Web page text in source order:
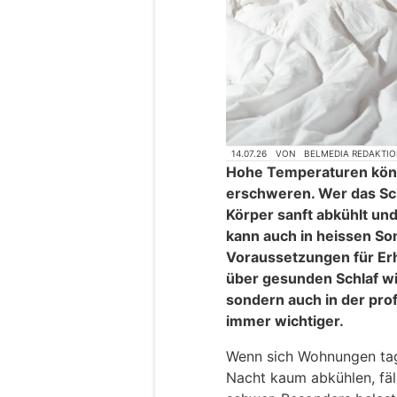
14.07.26 VON BELMEDIA
Hohe Temperaturen
erschweren. Wer das
Körper sanft abkühlt
kann auch in heissen
Voraussetzungen für
über gesunden Schlaf
sondern auch in der
immer wichtiger.
Wenn sich Wohnungen
Nacht kaum abkühlen,